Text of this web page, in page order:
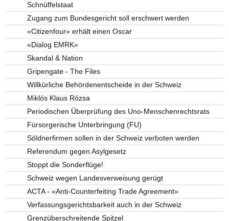
Schnüffelstaat
Zugang zum Bundesgericht soll erschwert werden
«Citizenfour» erhält einen Oscar
«Dialog EMRK»
Skandal & Nation
Gripengate - The Files
Willkürliche Behördenentscheide in der Schweiz
Miklós Klaus Rózsa
Periodischen Überprüfung des Uno-Menschenrechtsrats
Fürsorgerische Unterbringung (FU)
Söldnerfirmen sollen in der Schweiz verboten werden
Referendum gegen Asylgesetz
Stoppt die Sonderflüge!
Schweiz wegen Landesverweisung gerügt
ACTA - «Anti-Counterfeiting Trade Agreement»
Verfassungsgerichtsbarkeit auch in der Schweiz
Grenzüberschreitende Spitzel